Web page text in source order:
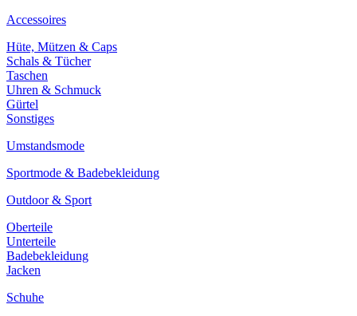
Accessoires
Hüte, Mützen & Caps
Schals & Tücher
Taschen
Uhren & Schmuck
Gürtel
Sonstiges
Umstandsmode
Sportmode & Badebekleidung
Outdoor & Sport
Oberteile
Unterteile
Badebekleidung
Jacken
Schuhe